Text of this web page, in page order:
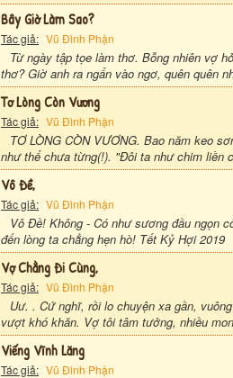
Bây Giờ Làm Sao?
Tác giả: Vũ Đình Phận
Từ ngày tập tọe làm thơ. Bỗng nhiên vợ
thơ? Giờ anh ra ngẩn vào ngơ, quên quên
Tơ Lòng Còn Vương
Tác giả: Vũ Đình Phận
TƠ LÒNG CÒN VƯƠNG. Bao năm keo
như thể chưa từng(!). "Đôi ta như chim liền
Vô Đề,
Tác giả: Vũ Đình Phận
Vô Đề! Không - Có như sương đầu ngọn
đến lòng ta chẳng hẹn hò! Tết Kỷ Hợi 2019
Vợ Chằng Đi Cùng,
Tác giả: Vũ Đình Phận
Uư. . Cứ nghĩ, rồi lo chuyện xa gần,
vượt khó khăn. Vợ tôi tâm tưởng, nhiều
Viếng Vĩnh Lăng
Tác giả: Vũ Đình Phận